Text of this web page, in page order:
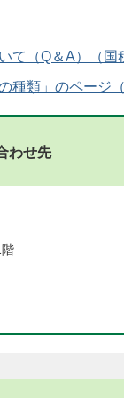
て（Q＆A）（国
種類」のページ
わせ先